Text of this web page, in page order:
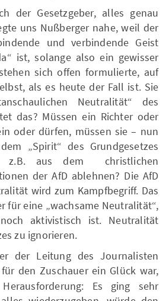
der Gesetzgeber, alles genau
uns Nußberger nahe, weil der
und verbindende Geist
ist, solange also ein gewisser
sich offen formulierte, auf
als es heute der Fall ist. Sie
Neutralität“ des
das? Müssen ein Richter oder
oder dürfen, müssen sie – nun
„Spirit“ des Grundgesetzes
z.B. aus dem christlichen
der AfD ablehnen? Die AfD
wird zum Kampfbegriff. Das
für eine „wachsame Neutralität“,
aktivistisch ist. Neutralität
zu ignorieren.
der Leitung des Journalisten
den Zuschauer ein Glück war,
Es ging sehr